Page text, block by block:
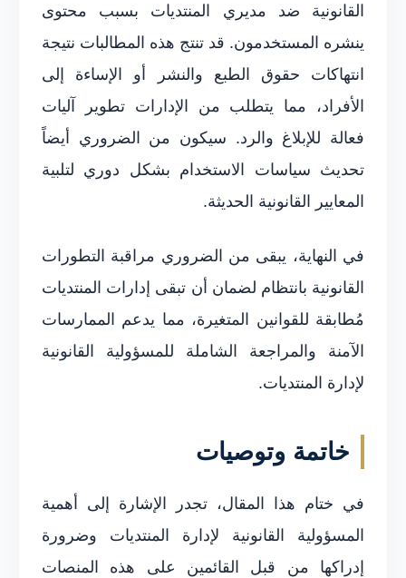
القانونية ضد مديري المنتديات بسبب محتوى
ينشره المستخدمون. قد تنتج هذه المطالبات نتيجة
انتهاكات حقوق الطبع والنشر أو الإساءة إلى
الأفراد، مما يتطلب من الإدارات تطوير آليات
فعالة للإبلاغ والرد. سيكون من الضروري أيضاً
تحديث سياسات الاستخدام بشكل دوري لتلبية
المعايير القانونية الحديثة.
في النهاية، يبقى من الضروري مراقبة التطورات
القانونية بانتظام لضمان أن تبقى إدارات المنتديات
مُطابقة للقوانين المتغيرة، مما يدعم الممارسات
الآمنة والمراجعة الشاملة للمسؤولية القانونية
لإدارة المنتديات.
خاتمة وتوصيات
في ختام هذا المقال، تجدر الإشارة إلى أهمية
المسؤولية القانونية لإدارة المنتديات وضرورة
إدراكها من قبل القائمين على هذه المنصات